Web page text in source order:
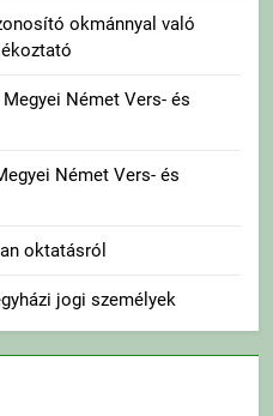
okmánnyal való
Német Vers- és
Német Vers- és
oktatásról
jogi személyek